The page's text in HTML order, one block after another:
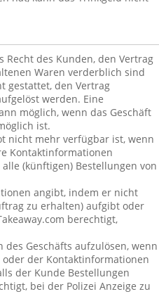
Recht des Kunden, den Vertrag
Waren verderblich sind
gestattet, den Vertrag
werden. Eine
möglich, wenn das Geschäft
ist.
nicht mehr verfügbar ist, wenn
Kontaktinformationen
(künftigen) Bestellungen von
angibt, indem er nicht
zu erhalten) aufgibt oder
berechtigt,
Geschäfts aufzulösen, wenn
der Kontaktinformationen
der Kunde Bestellungen
bei der Polizei Anzeige zu